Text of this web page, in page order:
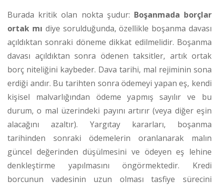
Burada kritik olan nokta şudur: Boşanmada borçlar
ortak mı diye sorulduğunda, özellikle boşanma davası
açıldıktan sonraki döneme dikkat edilmelidir. Boşanma
davası açıldıktan sonra ödenen taksitler, artık ortak
borç niteliğini kaybeder. Dava tarihi, mal rejiminin sona
erdiği andır. Bu tarihten sonra ödemeyi yapan eş, kendi
kişisel malvarlığından ödeme yapmış sayılır ve bu
durum, o mal üzerindeki payını artırır (veya diğer eşin
alacağını azaltır). Yargıtay kararları, boşanma
tarihinden sonraki ödemelerin oranlanarak malın
güncel değerinden düşülmesini ve ödeyen eş lehine
denkleştirme yapılmasını öngörmektedir. Kredi
borcunun vadesinin uzun olması tasfiye sürecini